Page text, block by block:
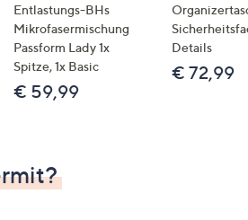
Entlastungs-BHs
Mikrofasermischung
Passform Lady 1x
Spitze, 1x Basic
€ 59,99
Details
€ 72,99